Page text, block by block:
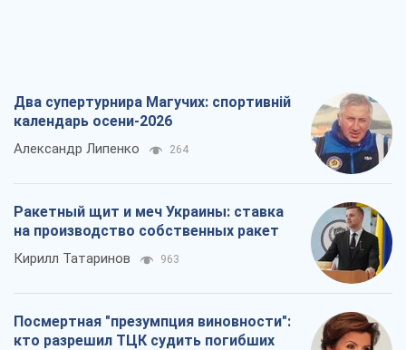
Два супертурнира Магучих: спортивній
календарь осени-2026
Александр Липенко 264
Ракетный щит и меч Украины: ставка
на производство собственных ракет
Кирилл Татаринов 963
Посмертная "презумпция виновности":
кто разрешил ТЦК судить погибших